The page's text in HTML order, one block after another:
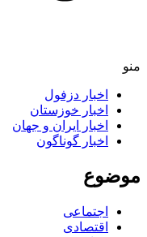
اخبار دزفول
اخبار خوزستان
اخبار ایران و جهان
اخبار گوناگون
اجتماعی
اقتصادی